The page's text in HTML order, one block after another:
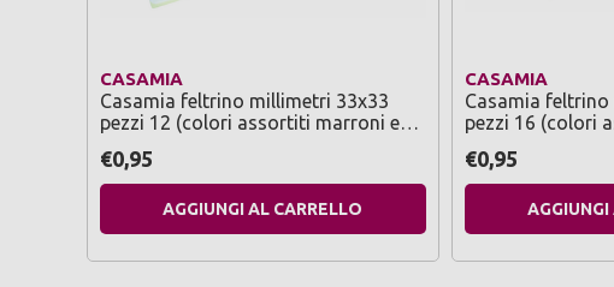
CASAMIA
Casamia feltrino millimetri 33x33
pezzi 12 (colori assortiti marroni e
€0,95
AGGIUNGI AL CARRELLO
CASAMIA
Casamia
pezzi 16 (colori assortiti marroni e
€0,95
AGGIUNGI